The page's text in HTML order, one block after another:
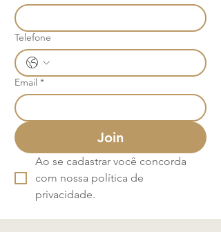
Telefone
Email *
Join
Ao se cadastrar você concorda
com nossa política de
privacidade.